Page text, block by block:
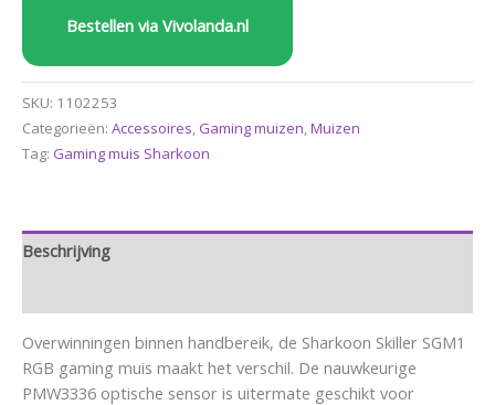
Bestellen via Vivolanda.nl
SKU: 1102253
Categorieën: Accessoires, Gaming muizen,Muizen
Tag: Gaming muis Sharkoon
Beschrijving
Overwinningen binnen handbereik, de Sharkoon Skiller SGM1
RGB gaming muis maakt het verschil. De nauwkeurige
PMW3336 optische sensor is uitermate geschikt voor